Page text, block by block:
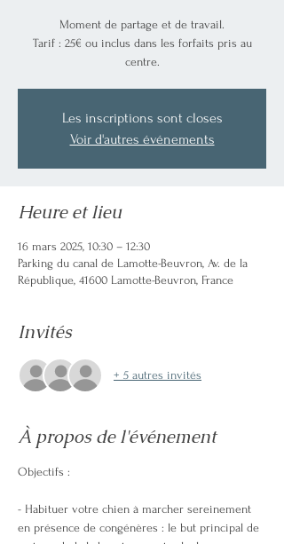
Moment de partage et de travail.
Tarif : 25€ ou inclus dans les forfaits pris au
centre.
Les inscriptions sont closes
Voir d'autres événements
Heure et lieu
16 mars 2025, 10:30 – 12:30
Parking du canal de Lamotte-Beuvron, Av. de la
République, 41600 Lamotte-Beuvron, France
Invités
+ 5 autres invités
À propos de l'événement
Objectifs :
- Habituer votre chien à marcher sereinement
en présence de congénères : le but principal de